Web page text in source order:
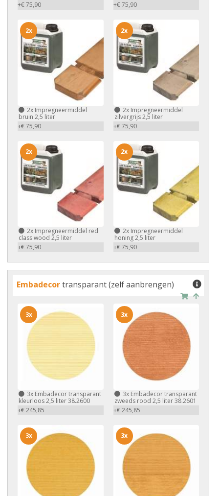
+€ 75,90
+€ 75,90
2x Impregneermiddel
bruin 2,5 liter
+€ 75,90
2x
2xImpregneermiddel
zilvergrijs 2,5 liter
+€ 75,90
2x
2x Impregneermiddel red
class wood 2,5 liter
+€ 75,90
2x
2xImpregneermiddel
honing 2,5 liter
+€ 75,90
2x
Embadecortransparant (zelf aanbrengen)
3x Embadecor transparant
kleurloos 2,5 liter 38.2600
+€ 245,85
3x
3xEmbadecor transparant
zweeds rood 2,5 liter 38.2601
+€ 245,85
3x
3x 3x